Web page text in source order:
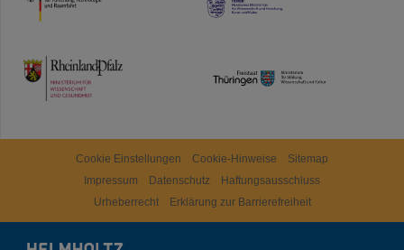
TMWWDG
Cookie Einstellungen Cookie-Hinweise
Sitemap
Impressum
Datenschutz
Haftungsausschluss
Urheberrecht
Erklärung zur Barrierefreiheit